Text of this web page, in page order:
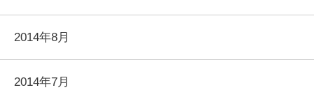
2014年8月
2014年7月